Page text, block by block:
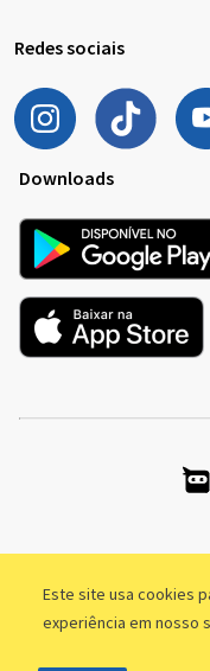
Este site usa cookies
experiência em nosso
Redes sociais
Downloads